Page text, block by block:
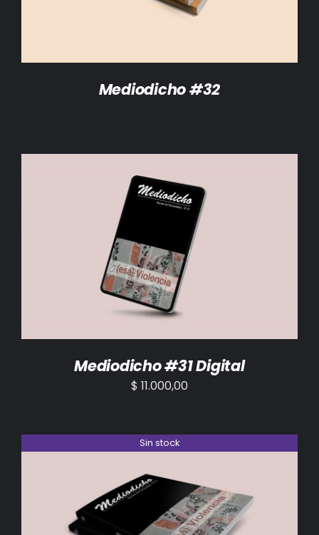
Mediodicho #32
AÑADIR AL CARRITO /
Mediodicho #31 Digital
$ 11.000,00
Sin stock